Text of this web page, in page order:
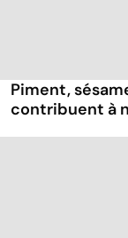
Piment,
contribuent à